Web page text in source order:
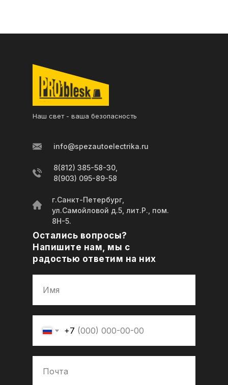
8(812) 385-58-30,
8(903) 095-89-58
info@spezautoelectrika.ru
г.Санкт-Петербург,
ул.Самойловой д.5, лит.Р., пом.
8Н-5.
+7
Остались вопросы?
Напишите нам, мы с
радостью ответим на них
Наш свет - ваша безопасность